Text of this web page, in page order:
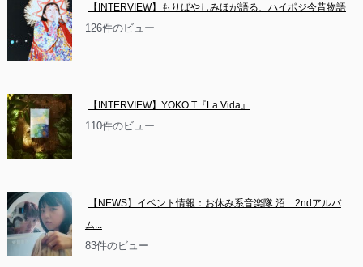
【INTERVIEW】もりばやしみほが語る、ハイポジ今昔物語
126件のビュー
【INTERVIEW】YOKO.T『La Vida』
110件のビュー
【NEWS】イベント情報：お休み系音楽隊 沼　2ndアルバ
ム...
83件のビュー